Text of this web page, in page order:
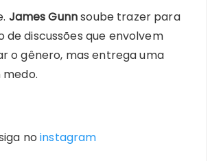
James Gunnsoube trazer para
discussões que envolvem
o gênero, mas entrega uma
noinstagram